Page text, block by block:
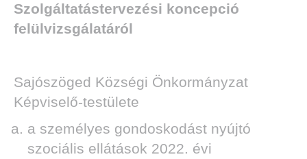
Szolgáltatástervezési koncepció
felülvizsgálatáról
Sajószöged Községi Önkormányzat
Képviselő-testülete
a személyes gondoskodást nyújtó
szociális ellátások 2022. évi